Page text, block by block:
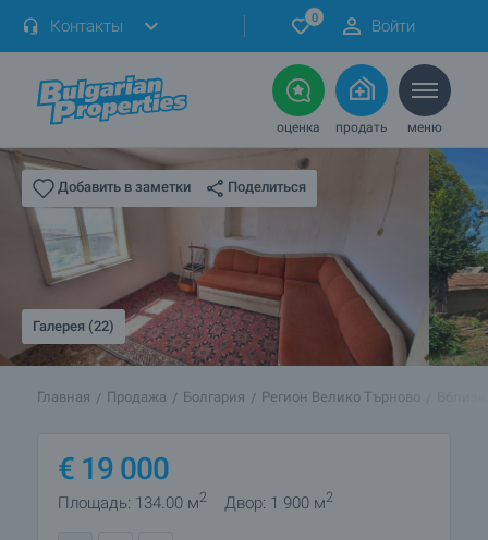
Контакты 0 Войти
оценка продать меню
Добавить в заметки Поделиться
Галерея (22)
Главная Продажа Болгария Регион Велико Търново
€ 19 000
Площадь: 134.00 м2 Двор: 1 900 м2